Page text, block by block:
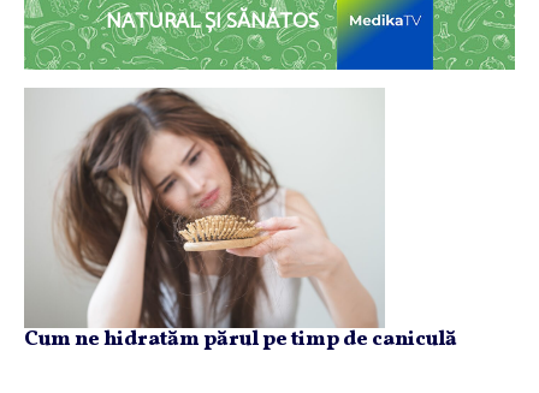
NATURAL ȘI SĂNĂTOS
Cum ne hidratăm părul pe timp de caniculă